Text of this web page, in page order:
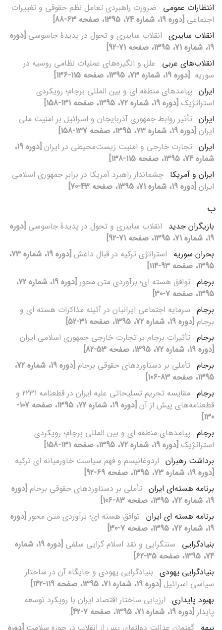
انتظارات عمومی ضرورت راهبردی تعامل نظم حقوقی و تغییرات
اجتماعی [دوره 19، شماره 74، 1395، صفحه 63-88]
انقلاب سایبری انقلاب سایبری و تحول در پدیدۀ جاسوسی [دوره
19، شماره 71، 1395، صفحه 71-92]
انقلاب‌های عربی علل و انگیزه‌های عملیات نظامی روسیه در
سوریه ‌ [دوره 19، شماره 73، 1395، صفحه 115-136]
ایران پیامدهای منطقه‏ ای و بین‏ المللی برجام؛ رویکردی
استراتژیک [دوره 19، شماره 72، 1395، صفحه 131-158]
ایران تأثیر روابط جمهوری آذربایجان و اسرائیل بر امنیت ملی
ایران [دوره 19، شماره 73، 1395، صفحه 137-158]
ایران تجارت خارجی و امنیت زیست‌محیطی در ایران
[دوره 19،
شماره 74، 1395، صفحه 115-138]
ایران و آمریکا
چشم‎انداز راهبرد آمریکا در برابر جمهوری اسلامی
ایران [دوره 19، شماره 71، 1395، صفحه 43-70]
ب
بازیگران جدید انقلاب سایبری و تحول در پدیدۀ جاسوسی [دوره
19، شماره 71، 1395، صفحه 71-92]
بحران سوریه استراتژی ترکیه در قبال داعش
[دوره 19، شماره 73،
1395، صفحه 93-114]
برجام توافق هسته‏ ای؛ برآوردی متن‏ محور
[دوره 19، شماره 72،
1395، صفحه 7-30]
برجام سرمایه اجتماعی ایرانیان در آئینه مذاکرات هسته‏ ای و
برجام [دوره 19، شماره 72، 1395، صفحه 31-52]
برجام تأثیرات برجام بر تجارت خارجی جمهوری اسلامی ایران
[دوره 19، شماره 72، 1395، صفحه 53-82]
برجام تأملی بر دستاوردهای حقوقی برجام
[دوره 19، شماره 72،
1395، صفحه 83-106]
برجام
مقایسه تحریم تسلیحاتی علیه ایران در قطعنامه 2231 و
قطعنامه‌های پیش از آن
[دوره 19، شماره 72، 1395، صفحه 107-
130]
برجام پیامدهای منطقه‏ ای و بین‏ المللی برجام؛ رویکردی
استراتژیک [دوره 19، شماره 72، 1395، صفحه 131-158]
برداشت رهبران اردوغانیسم و فهم سیاست خاورمیانه‏ ای ترکیه
[دوره 19، شماره 73، 1395، صفحه 69-92]
برنامه هسته‌ای ایران تأملی بر دستاوردهای حقوقی برجام [دوره
19، شماره 72، 1395، صفحه 83-106]
برنامه هسته‏ ای ایران توافق هسته‏ ای؛ برآوردی متن‏ محور [دوره
19، شماره 72، 1395، صفحه 7-30]
بنیادگرایی سنت‏گرایی و نقد اسلام‏ گرایی سلفی
[دوره 19، شماره
74، 1395، صفحه 35-62]
بنیادگرایی یهودی بنیادگرایی یهودی و جایگاه آن در ساختار
سیاسی اسرائیل [دوره 19، شماره 71، 1395، صفحه 119-142]
بهبود پایداری ارزیابی ساختار اقتصاد ایران با رویکرد توسعه
پایدار [دوره 19، شماره 71، 1395، صفحه 7-42]